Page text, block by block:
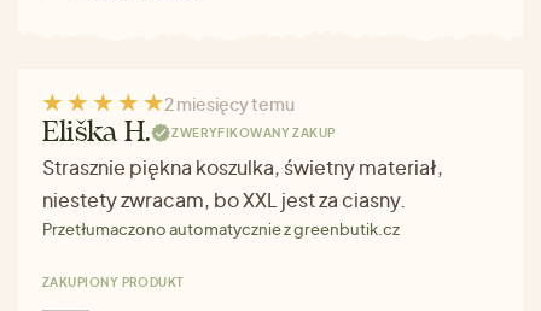
2 miesięcy temu
Eliška H. ZWERYFIKOWANY ZAKUP
Strasznie piękna koszulka, świetny materiał,
niestety zwracam, bo XXL jest za ciasny.
Przetłumaczono automatycznie z greenbutik.cz
ZAKUPIONY PRODUKT